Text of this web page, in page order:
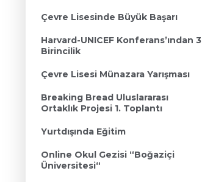
Çevre Lisesinde Büyük Başarı
Harvard-UNICEF Konferans’ından 3
Birincilik
Çevre Lisesi Münazara Yarışması
Breaking Bread Uluslararası
Ortaklık Projesi 1. Toplantı
Yurtdışında Eğitim
Online Okul Gezisi “Boğaziçi
Üniversitesi“